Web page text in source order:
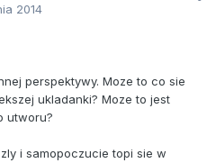
2014
perspektywy. Moze to co sie
ukladanki? Moze to jest
utworu?
i samopoczucie topi sie w